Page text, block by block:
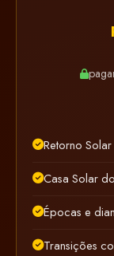
Retorno
Casa Solar
Épocas e
Transições